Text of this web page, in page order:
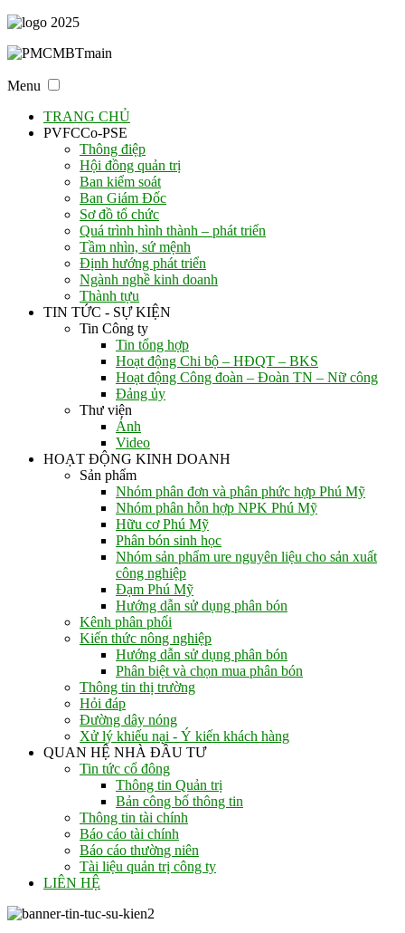
Menu
TRANG CHỦ
PVFCCo-PSE
Thông điệp
Hội đồng quản trị
Ban kiểm soát
Ban Giám Đốc
Sơ đồ tổ chức
Quá trình hình thành – phát triển
Tầm nhìn, sứ mệnh
Định hướng phát triển
Ngành nghề kinh doanh
Thành tựu
TIN TỨC - SỰ KIỆN
Tin Công ty
Tin tổng hợp
Hoạt động Chi bộ – HĐQT – BKS
Hoạt động Công đoàn – Đoàn TN – Nữ công
Đảng ủy
Thư viện
Ảnh
Video
HOẠT ĐỘNG KINH DOANH
Sản phẩm
Nhóm phân đơn và phân phức hợp Phú Mỹ
Nhóm phân hỗn hợp NPK Phú Mỹ
Hữu cơ Phú Mỹ
Phân bón sinh học
Nhóm sản phẩm ure nguyên liệu cho sản xuất
công nghiệp
Đạm Phú Mỹ
Hướng dẫn sử dụng phân bón
Kênh phân phối
Kiến thức nông nghiệp
Hướng dẫn sử dụng phân bón
Phân biệt và chọn mua phân bón
Thông tin thị trường
Hỏi đáp
Đường dây nóng
Xử lý khiếu nại - Ý kiến khách hàng
QUAN HỆ NHÀ ĐẦU TƯ
Tin tức cổ đông
Thông tin Quản trị
Bản công bố thông tin
Thông tin tài chính
Báo cáo tài chính
Báo cáo thường niên
Tài liệu quản trị công ty
LIÊN HỆ